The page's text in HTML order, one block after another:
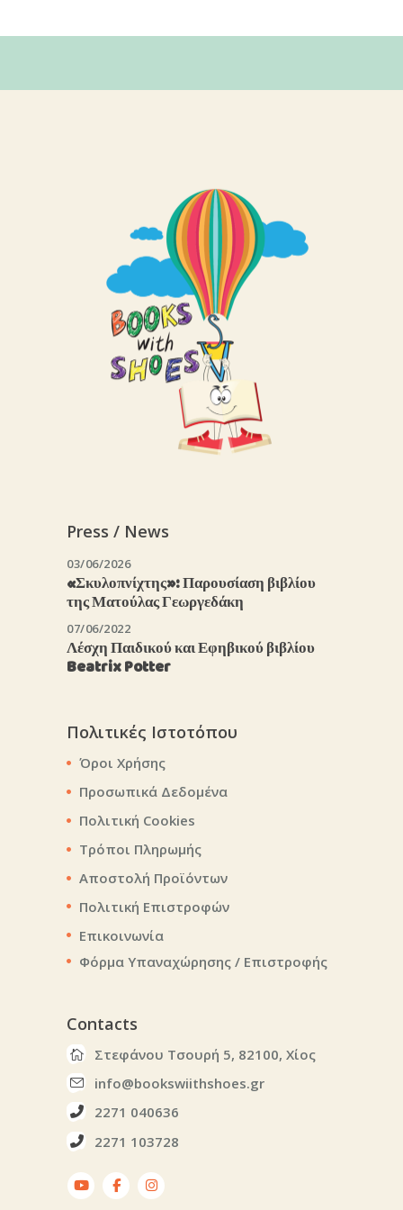
Press / News
03/06/2026
«Σκυλοπνίχτης»: Παρουσίαση βιβλίου
της Ματούλας Γεωργεδάκη
07/06/2022
Λέσχη Παιδικού και Εφηβικού βιβλίου
Beatrix Potter
Πολιτικές Ιστοτόπου
Όροι Χρήσης
Προσωπικά Δεδομένα
Πολιτική Cookies
Τρόποι Πληρωμής
Αποστολή Προϊόντων
Πολιτική Επιστροφών
Επικοινωνία
Φόρμα Υπαναχώρησης / Επιστροφής
Contacts
Στεφάνου Τσουρή 5, 82100, Χίος
info@bookswiithshoes.gr
2271 040636
2271 103728